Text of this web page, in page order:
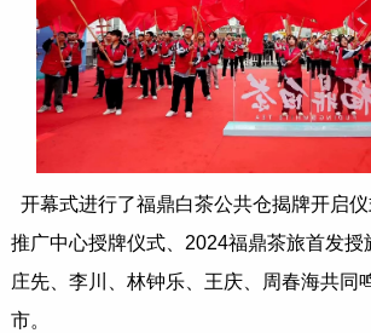
开幕式进行了福鼎白茶公共仓揭牌开启
推广中心授牌仪式、2024福鼎茶旅首发授
庄先、李川、林钟乐、王庆、周春海共同
市。